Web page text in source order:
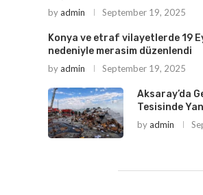
byadmin September 19, 2025
Konya ve etraf vilayetlerde 19
nedeniyle merasim düzenlendi
byadmin September 19, 2025
Aksaray’da
Tesisinde
byadmin